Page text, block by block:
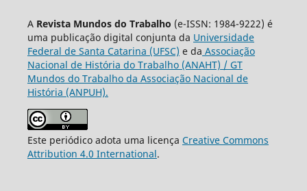
A Revista Mundos do Trabalho (e-ISSN: 1984-9222) é
uma publicação digital conjunta da Universidade
Federal de Santa Catarina (UFSC) e da Associação
Nacional de História do Trabalho (ANAHT) / GT
Mundos do Trabalho da Associação Nacional de
História (ANPUH).
Este periódico adota uma licença Creative Commons
Attribution 4.0 International.